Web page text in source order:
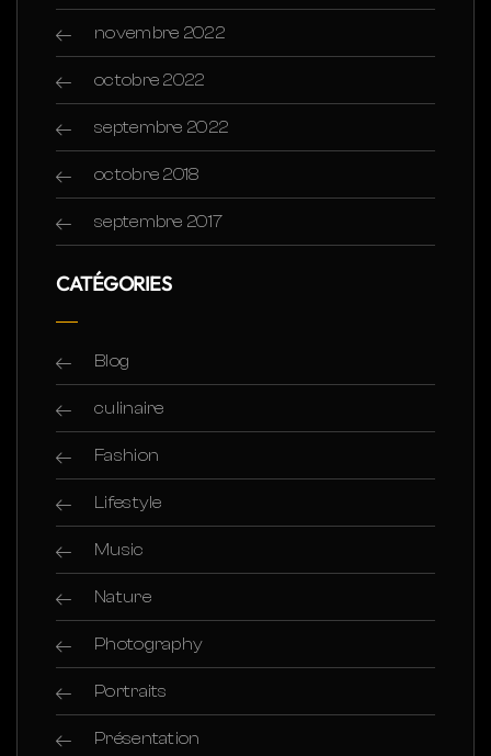
novembre 2022
octobre 2022
septembre 2022
octobre 2018
septembre 2017
CATÉGORIES
Blog
culinaire
Fashion
Lifestyle
Music
Nature
Photography
Portraits
Présentation